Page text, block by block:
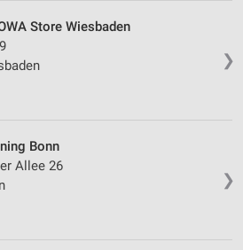
❯
Store Wiesbaden
❯
Bonn
Allee 26